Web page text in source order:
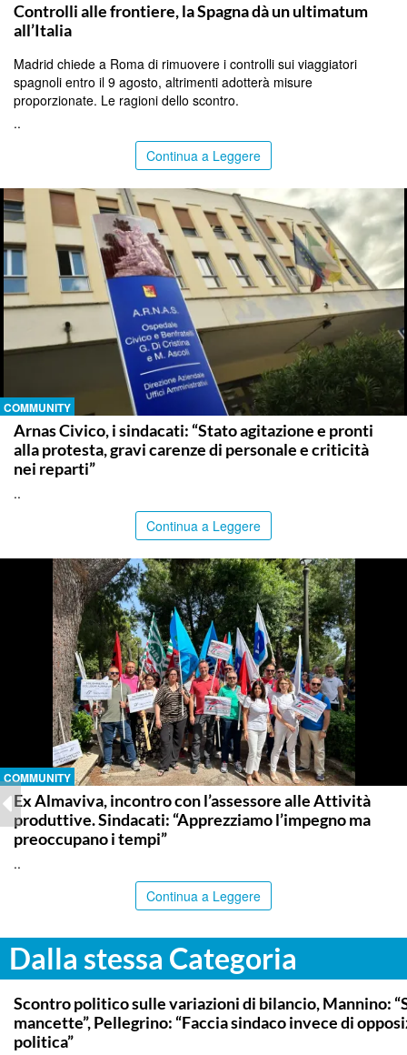
Controlli alle frontiere, la Spagna dà un ultimatum
all’Italia
Madrid chiede a Roma di rimuovere i controlli sui viaggiatori
spagnoli entro il 9 agosto, altrimenti adotterà misure
proporzionate. Le ragioni dello scontro.
..
Continua a Leggere
COMMUNITY
Arnas Civico, i sindacati: “Stato agitazione e pronti
alla protesta, gravi carenze di personale e criticità
nei reparti”
..
Continua a Leggere
COMMUNITY
Ex Almaviva, incontro con l’assessore alle Attività
produttive. Sindacati: “Apprezziamo l’impegno ma
preoccupano i tempi”
..
Continua a Leggere
Dalla stessa Categoria
PALERMO
Scontro politico sulle variazioni di bilancio, Mannino:
mancette”, Pellegrino: “Faccia sindaco invece di
politica”